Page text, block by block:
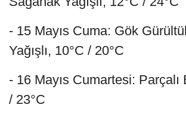
- 15 Mayıs Cuma: Gök
Yağışlı, 10°C / 20°C
- 16 Mayıs Cumartesi: Parçalı
/ 23°C